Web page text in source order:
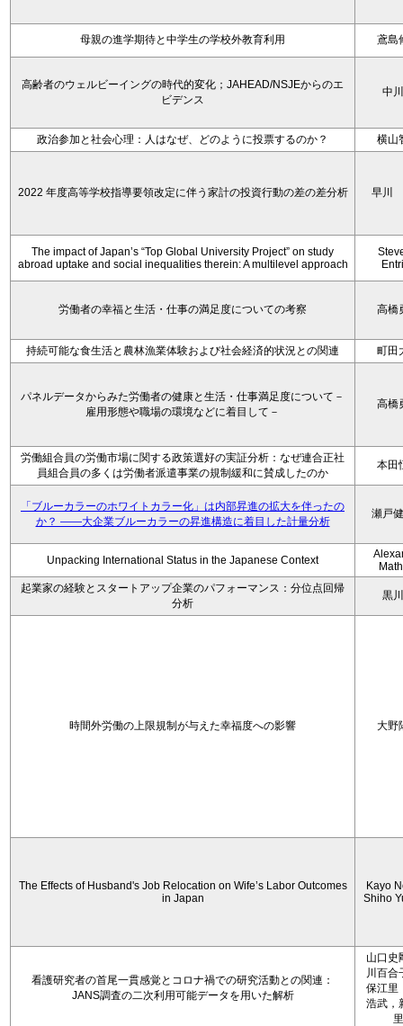
母親の進学期待と中学生の学校外教育利用 鳶島
高齢者のウェルビーイングの時代的変化；JAHEAD/NSJEからのエ
ビデンス
中
政治参加と社会心理：人はなぜ、どのように投票するのか？ 横山
2022 年度高等学校指導要領改定に伴う家計の投資行動の差の差分析 早川
The impact of Japan’s “Top Global University Project” on study
abroad uptake and social inequalities therein: A multilevel approach
労働者の幸福と生活・仕事の満足度についての考察 高橋
持続可能な食生活と農林漁業体験および社会経済的状況との関連 町田
パネルデータからみた労働者の健康と生活・仕事満足度について－
雇用形態や職場の環境などに着目して－
高橋
労働組合員の労働市場に関する政策選好の実証分析：なぜ連合正社
員組合員の多くは労働者派遣事業の規制緩和に賛成したのか
本田
「ブルーカラーのホワイトカラー化」は内部昇進の拡大を伴ったの
か？ ――大企業ブルーカラーの昇進構造に着目した計量分析
瀬戸
Unpacking International Status in the Japanese Context
起業家の経験とスタートアップ企業のパフォーマンス：分位点回帰
分析
黒
時間外労働の上限規制が与えた幸福度への影響 大野
The Effects of Husband's Job Relocation on Wife’s Labor Outcomes
in Japan
Kayo
Shiho
看護研究者の首尾一貫感覚とコロナ禍での研究活動との関連：
JANS調査の二次利用可能データを用いた解析
山口史
川百合
保江里
浩武，
里